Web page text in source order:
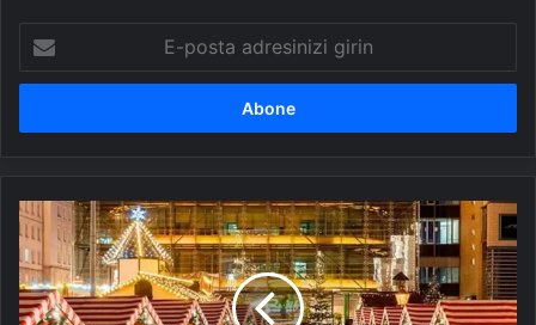
posta
adresinizi
Almanya
Noel
Pazarı
saldırısında
can